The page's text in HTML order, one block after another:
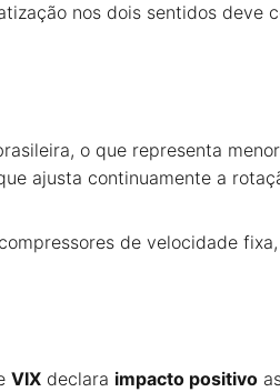
nos dois sentidos deve
o que representa
ajusta continuamente a
de velocidade
VIX declara impacto positivo